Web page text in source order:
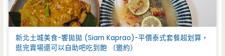
新北土城美食-饗拋拋 (Siam Kaprao)-平價泰式套餐超划算，
逛完賣場還可以自助吧吃到飽 （邀約）